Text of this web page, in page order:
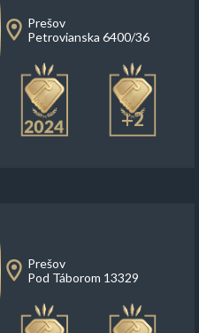
Prešov
Petrovianska 6400/36
+2
Prešov
Pod Táborom 13329